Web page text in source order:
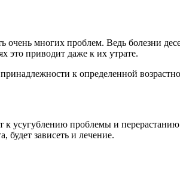
очень многих проблем. Ведь болезни
это приводит даже к их утрате.
к определенной
к усугублению проблемы и
будет зависеть и лечение.